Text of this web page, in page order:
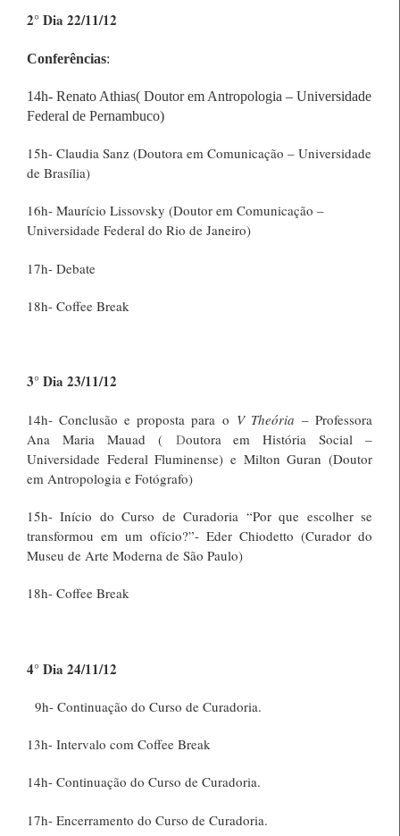
2° Dia 22/11/12
Conferências:
14h- Renato Athias( Doutor em Antropologia – Universidade
Federal de Pernambuco)
15h- Claudia Sanz (Doutora em Comunicação – Universidade
de Brasília)
16h- Maurício Lissovsky (Doutor em Comunicação –
Universidade Federal do Rio de Janeiro)
17h- Debate
18h- Coffee Break
3° Dia 23/11/12
14h- Conclusão e proposta para o V Theória – Professora
Ana Maria Mauad (Doutora em História Social –
Universidade Federal Fluminense) e Milton Guran (Doutor
em Antropologia e Fotógrafo)
15h- Início do Curso de Curadoria “Por que escolher se
transformou em um ofício?”- Eder Chiodetto (Curador do
Museu de Arte Moderna de São Paulo)
18h- Coffee Break
4° Dia 24/11/12
9h- Continuação do Curso de Curadoria.
13h- Intervalo com Coffee Break
14h- Continuação do Curso de Curadoria.
17h- Encerramento do Curso de Curadoria.